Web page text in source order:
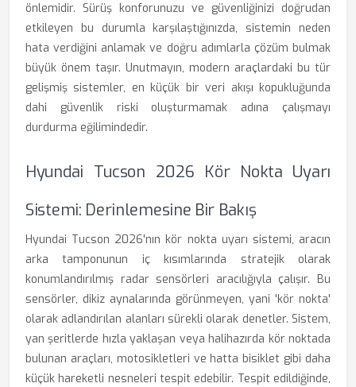
önlemidir. Sürüş konforunuzu ve güvenliğinizi doğrudan
etkileyen bu durumla karşılaştığınızda, sistemin neden
hata verdiğini anlamak ve doğru adımlarla çözüm bulmak
büyük önem taşır. Unutmayın, modern araçlardaki bu tür
gelişmiş sistemler, en küçük bir veri akışı kopukluğunda
dahi güvenlik riski oluşturmamak adına çalışmayı
durdurma eğilimindedir.
Hyundai Tucson 2026 Kör Nokta Uyarı
Sistemi: Derinlemesine Bir Bakış
Hyundai Tucson 2026'nın kör nokta uyarı sistemi, aracın
arka tamponunun iç kısımlarında stratejik olarak
konumlandırılmış radar sensörleri aracılığıyla çalışır. Bu
sensörler, dikiz aynalarında görünmeyen, yani 'kör nokta'
olarak adlandırılan alanları sürekli olarak denetler. Sistem,
yan şeritlerde hızla yaklaşan veya halihazırda kör noktada
bulunan araçları, motosikletleri ve hatta bisiklet gibi daha
küçük hareketli nesneleri tespit edebilir. Tespit edildiğinde,